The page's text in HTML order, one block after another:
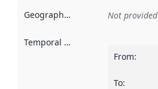
Geographical scope Not provided
Temporal scope
From:
To: